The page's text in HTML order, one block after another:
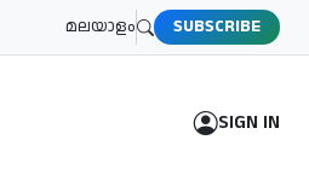
മലയാളം SUBSCRIBE
SIGN IN